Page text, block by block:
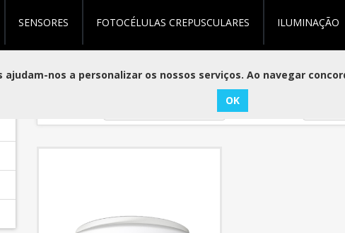
SENSORES FOTOCÉLULAS CREPUSCULARES ILUMINAÇÃO
ajudam-nos a personalizar os nossos serviços. Ao navegar